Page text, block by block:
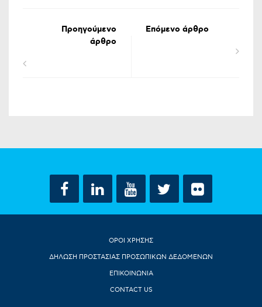
Προηγούμενο
άρθρο
Επόμενο άρθρο
ΟΡΟΙ ΧΡΗΣΗΣ
ΔΗΛΩΣΗ ΠΡΟΣΤΑΣΙΑΣ ΠΡΟΣΩΠΙΚΩΝ ΔΕΔΟΜΕΝΩΝ
ΕΠΙΚΟΙΝΩΝΙΑ
CONTACT US